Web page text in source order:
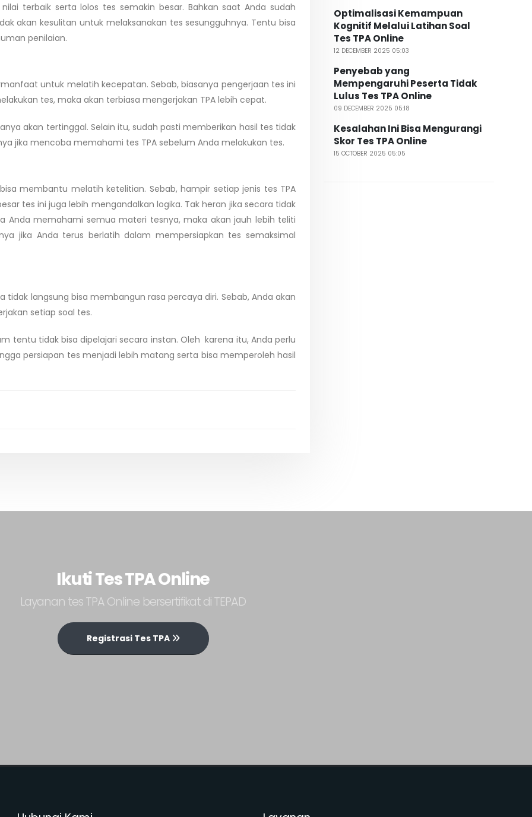
terbaik serta lolos tes semakin besar. Bahkan saat Anda sudah
akan kesulitan untuk melaksanakan tes sesungguhnya. Tentu bisa
penilaian.
untuk melatih kecepatan. Sebab, biasanya pengerjaan tes ini
tes, maka akan terbiasa mengerjakan TPA lebih cepat.
akan tertinggal. Selain itu, sudah pasti memberikan hasil tes tidak
jika mencoba memahami tes TPA sebelum Anda melakukan tes.
membantu melatih ketelitian. Sebab, hampir setiap jenis tes TPA
tes ini juga lebih mengandalkan logika. Tak heran jika secara tidak
Anda memahami semua materi tesnya, maka akan jauh lebih teliti
jika Anda terus berlatih dalam mempersiapkan tes semaksimal
langsung bisa membangun rasa percaya diri. Sebab, Anda akan
setiap soal tes.
tentu tidak bisa dipelajari secara instan. Oleh karena itu, Anda perlu
persiapan tes menjadi lebih matang serta bisa memperoleh hasil
Optimalisasi Kemampuan
Kognitif Melalui Latihan Soal
Tes TPA Online
12 DECEMBER 2025 05:03
Penyebab yang
Mempengaruhi Peserta Tidak
Lulus Tes TPA Online
09 DECEMBER 2025 05:18
Kesalahan Ini Bisa Mengurangi
Skor Tes TPA Online
15 OCTOBER 2025 05:05
Ikuti Tes TPA Online
Layanan tes TPA Online bersertifikat di TEPAD
Registrasi Tes TPA